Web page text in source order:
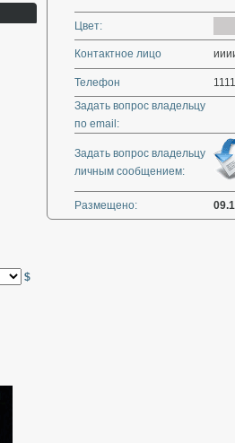
$
Цвет:
Контактное лицо
Телефон
Задать вопрос владельцу
по email:
Задать вопрос владельцу
личным сообщением:
Размещено: